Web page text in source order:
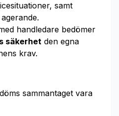
samt
handledare bedömer
säkerhet den egna
krav.
sammantaget vara